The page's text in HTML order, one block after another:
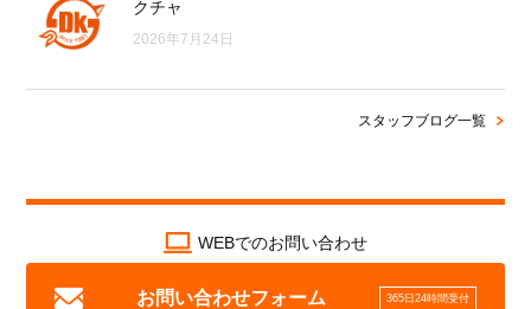
クチャ
2026年7月24日
スタッフブログ一覧
WEBでのお問い合わせ
お問い合わせフォーム 365日24時間受付